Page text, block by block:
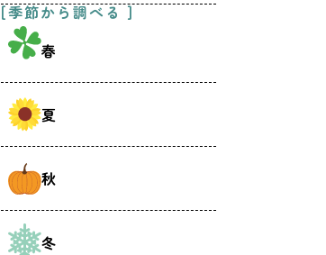
[季節から調べる ]
春
夏
秋
冬